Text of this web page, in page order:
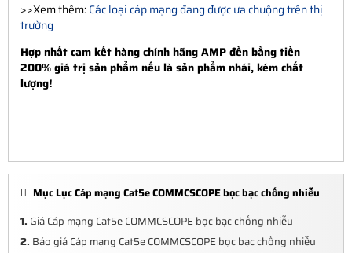
>>Xem thêm:Các loại cáp mạng đang được ưa chuộng trên thị
trường
Hợp nhất cam kết hàng chính hãng AMP đền bằng tiền
200% giá trị sản phẩm nếu là sản phẩm nhái, kém chất
lượng!
Mục Lục Cáp mạng Cat5e COMMCSCOPE bọc bạc chống nhiễu
1. Giá Cáp mạng Cat5e COMMCSCOPE bọc bạc chống nhiễu
2. Báo giá Cáp mạng Cat5e COMMCSCOPE bọc bạc chống nhiễu